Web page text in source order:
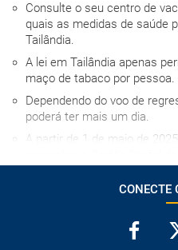
Consulte o seu centro de
quais as medidas de saúde
Tailândia.
A lei em Tailândia apenas
maço de tabaco por pessoa.
Dependendo do voo de
poderá ter mais um dia.
A partir de 1 de maio de
https://
duas camas individuais ou
instala uma cama extra
CONECTE